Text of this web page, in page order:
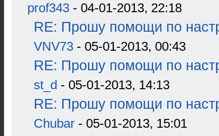
prof343 - 04-01-2013, 22:18
RE: Прошу помощи по
VNV73 - 05-01-2013, 00:43
RE: Прошу помощи по
st_d - 05-01-2013, 14:13
RE: Прошу помощи по
Chubar - 05-01-2013, 15:01